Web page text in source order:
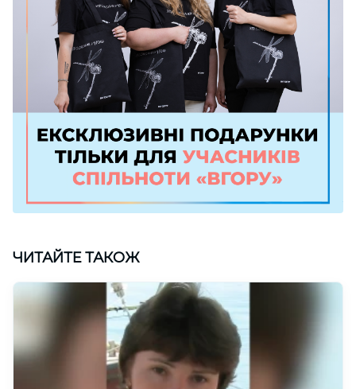
ЧИТАЙТЕ ТАКОЖ